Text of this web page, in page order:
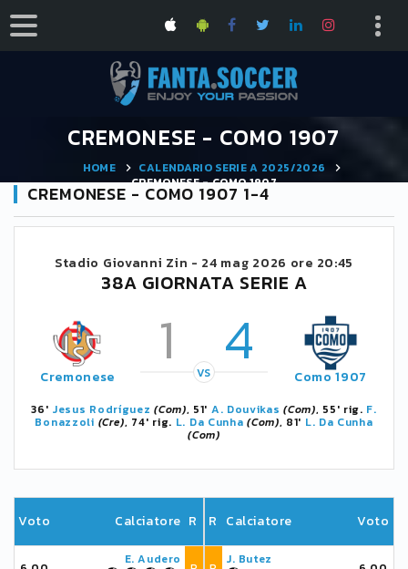
CREMONESE - COMO 1907
HOME
CALENDARIO SERIE A 2025/2026
CREMONESE - COMO 1907
CREMONESE - COMO 1907 1-4
Stadio Giovanni Zin - 24 mag 2026 ore 20:45
38A GIORNATA SERIE A
Cremonese 1 4
VS Como 1907
36' Jesus Rodríguez (Com), 51' A. Douvikas (Com), 55' rig. F.
Bonazzoli (Cre), 74' rig. L. Da Cunha (Com), 81' L. Da Cunha
(Com)
Voto Calciatore R
E. Audero
R Calciatore Voto
J. Butez